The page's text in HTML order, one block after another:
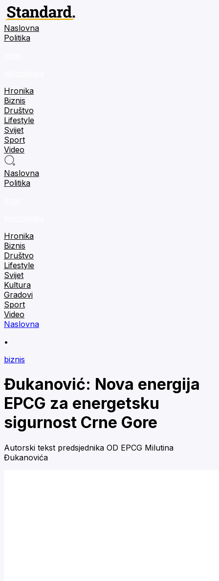
Naslovna
Politika
Hronika
Biznis
Društvo
Lifestyle
Svijet
Sport
Video
Naslovna
Politika
Hronika
Biznis
Društvo
Lifestyle
Svijet
Kultura
Gradovi
Sport
Video
Naslovna
•
biznis
Đukanović: Nova energija
EPCG za energetsku
sigurnost Crne Gore
Autorski tekst predsjednika OD EPCG Milutina
Đukanovića